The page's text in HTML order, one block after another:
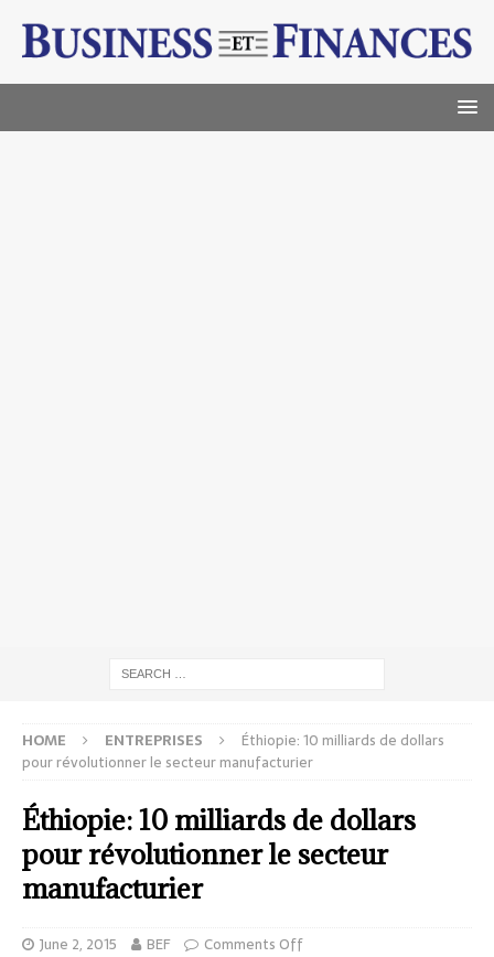
HOME ENTREPRISES
Éthiopie: 10 milliards de dollars
pour révolutionner le secteur manufacturier
Éthiopie: 10 milliards de dollars
pour révolutionner le secteur
manufacturier
June 2, 2015 BEF Comments Off